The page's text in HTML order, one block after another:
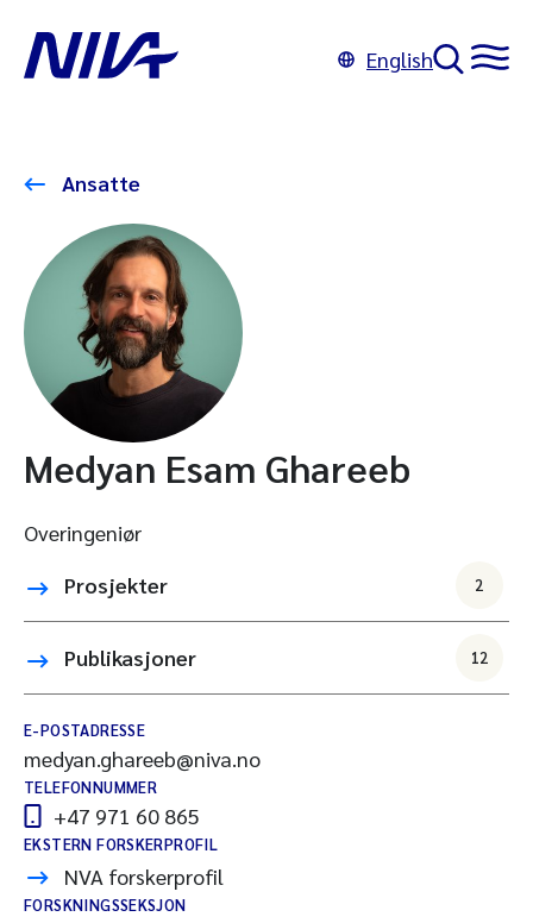
English
Ansatte
Medyan Esam Ghareeb
Overingeniør
Prosjekter
2
Publikasjoner 12
E-POSTADRESSE
medyan.ghareeb@niva.no
TELEFONNUMMER
+47 971 60 865
EKSTERN FORSKERPROFIL
NVA forskerprofil
FORSKNINGSSEKSJON